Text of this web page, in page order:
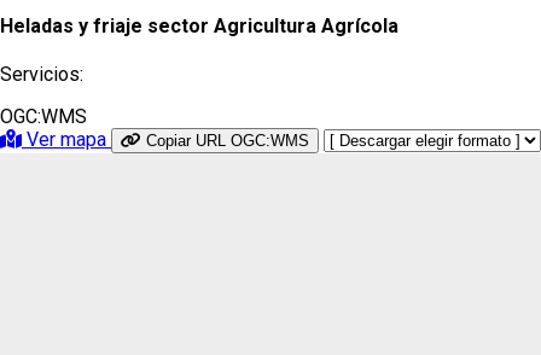
Heladas y friaje sector Agricultura Agrícola
Servicios:
OGC:WMS
Ver mapa
Copiar URL OGC:WMS